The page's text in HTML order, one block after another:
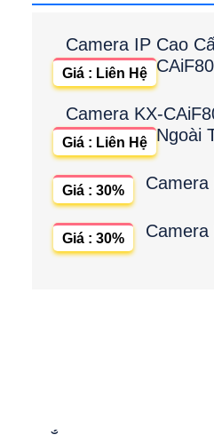
Camera IP Cao
Giá : Liên Hệ
Camera KX-
Ngoài
Giá : Liên Hệ
Camera
Giá : 30%
Camera
Giá : 30%